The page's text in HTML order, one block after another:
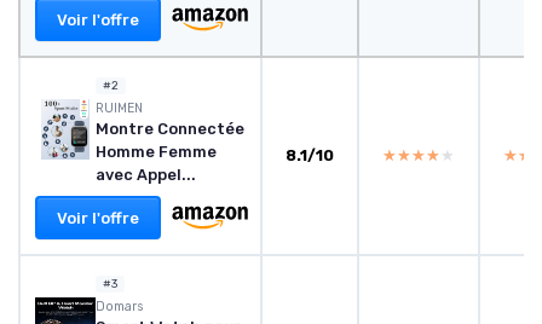
Voir l'offre
#2
RUIMEN
Montre Connectée
Homme Femme
avec Appel...
Voir l'offre
8.1/10 ★★★★★
★★★★★
#3
Domars